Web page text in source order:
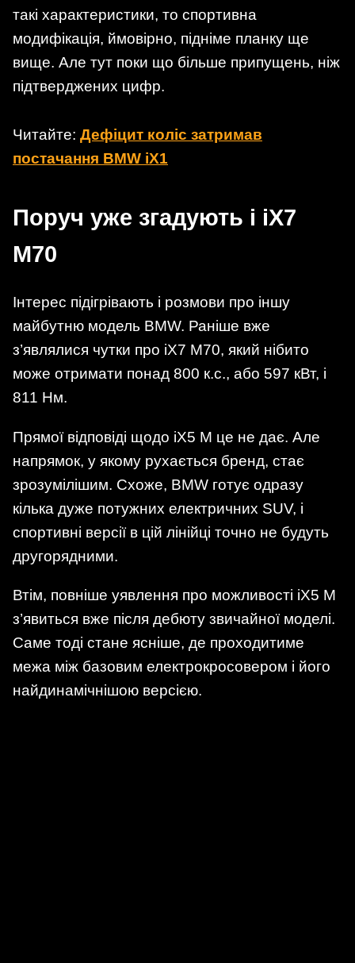
такі характеристики, то спортивна
модифікація, ймовірно, підніме планку ще
вище. Але тут поки що більше припущень, ніж
підтверджених цифр.
Читайте: Дефіцит коліс затримав
постачання BMW iX1
Поруч уже згадують і iX7
M70
Інтерес підігрівають і розмови про іншу
майбутню модель BMW. Раніше вже
з’являлися чутки про iX7 M70, який нібито
може отримати понад 800 к.с., або 597 кВт, і
811 Нм.
Прямої відповіді щодо iX5 M це не дає. Але
напрямок, у якому рухається бренд, стає
зрозумілішим. Схоже, BMW готує одразу
кілька дуже потужних електричних SUV, і
спортивні версії в цій лінійці точно не будуть
другорядними.
Втім, повніше уявлення про можливості iX5 M
з’явиться вже після дебюту звичайної моделі.
Саме тоді стане ясніше, де проходитиме
межа між базовим електрокросовером і його
найдинамічнішою версією.